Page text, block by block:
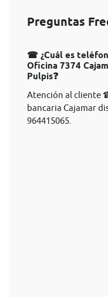
Preguntas
☎ ¿Cuál es
Oficina 7374
Pulpis❓
Atención al cliente
bancaria Cajamar
964415065.